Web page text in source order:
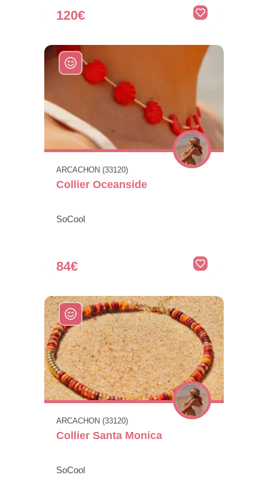
120€
ARCACHON (33120)
Collier Oceanside
SoCool
84€
ARCACHON (33120)
Collier Santa Monica
SoCool